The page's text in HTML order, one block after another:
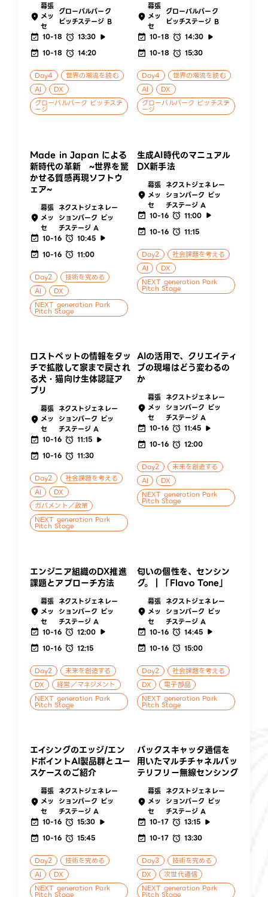
幕張
メッ
セ
グローバルパーク
ピッチステージ B
10-18
13:30
10-18
14:20
Day4
世界の潮流を読む
AI
DX
グローバルパーク ピッチステ
ージ
幕張
メッ
セ
グローバルパーク
ピッチステージ B
10-18
14:30
10-18
15:30
Day4
世界の潮流を読む
AI
DX
グローバルパーク ピッチステ
ージ
Made in Japan による
新時代の革新 ~世界を驚
かせる質感再現ソフトウ
ェア~
幕張
メッ
セ
ネクストジェネレー
ションパーク ピッ
チステージ A
10-16
10:45
10-16
11:00
Day2
技術を究める
AI
DX
NEXT generation Park
Pitch Stage
生成AI時代のマニュアル
DX新手法
幕張
メッ
セ
ネクストジェネレー
ションパーク ピッ
チステージ A
10-16
11:00
10-16
11:15
Day2
社会課題を考える
AI
DX
NEXT generation Park
Pitch Stage
ロストペットの情報をタッ
チで拡散して家まで戻され
る犬・猫向け生体認証ア
プリ
幕張
メッ
セ
ネクストジェネレー
ションパーク ピッ
チステージ A
10-16
11:15
10-16
11:30
Day2
社会課題を考える
AI
DX
ガバメント／政策
NEXT generation Park
Pitch Stage
AIの活用で、クリエイティ
ブの現場はどう変わるの
か
幕張
メッ
セ
ネクストジェネレー
ションパーク ピッ
チステージ A
10-16
11:45
10-16
12:00
Day2
未来を創造する
AI
DX
NEXT generation Park
Pitch Stage
エンジニア組織のDX推進
課題とアプローチ方法
幕張
メッ
セ
ネクストジェネレー
ションパーク ピッ
チステージ A
10-16
12:00
10-16
12:15
Day2
未来を創造する
DX
経営／マネジメント
NEXT generation Park
Pitch Stage
匂いの個性を、センシン
グ。｜「Flavo Tone」
幕張
メッ
セ
ネクストジェネレー
ションパーク ピッ
チステージ A
10-16
14:45
10-16
15:00
Day2
社会課題を考える
DX
電子部品
NEXT generation Park
Pitch Stage
エイシングのエッジ/エン
ドポイントAI製品群とユー
スケースのご紹介
幕張
メッ
セ
ネクストジェネレー
ションパーク ピッ
チステージ A
10-16
15:30
10-16
15:45
Day2
技術を究める
AI
DX
NEXT generation Park
Pitch Stage
バックスキャッタ通信を
用いたマルチチャネルバッ
テリフリー無線センシング
幕張
メッ
セ
ネクストジェネレー
ションパーク ピッ
チステージ A
10-17
13:15
10-17
13:30
Day3
技術を究める
DX
次世代通信
NEXT generation Park
Pitch Stage